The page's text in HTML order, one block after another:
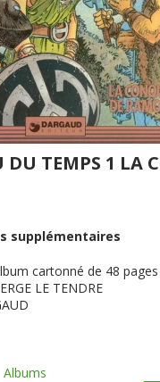
DU TEMPS 1 LA
supplémentaires
cartonné de 48
LE TENDRE
Albums